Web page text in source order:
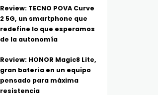
Review: TECNO POVA Curve
2 5G, un smartphone que
redefine lo que esperamos
de la autonomía
Review: HONOR Magic8 Lite,
gran batería en un equipo
pensado para máxima
resistencia